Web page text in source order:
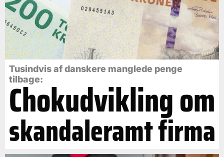
Tusindvis af danskere manglede penge
tilbage:
Chokudvikling om
skandaleramt firma